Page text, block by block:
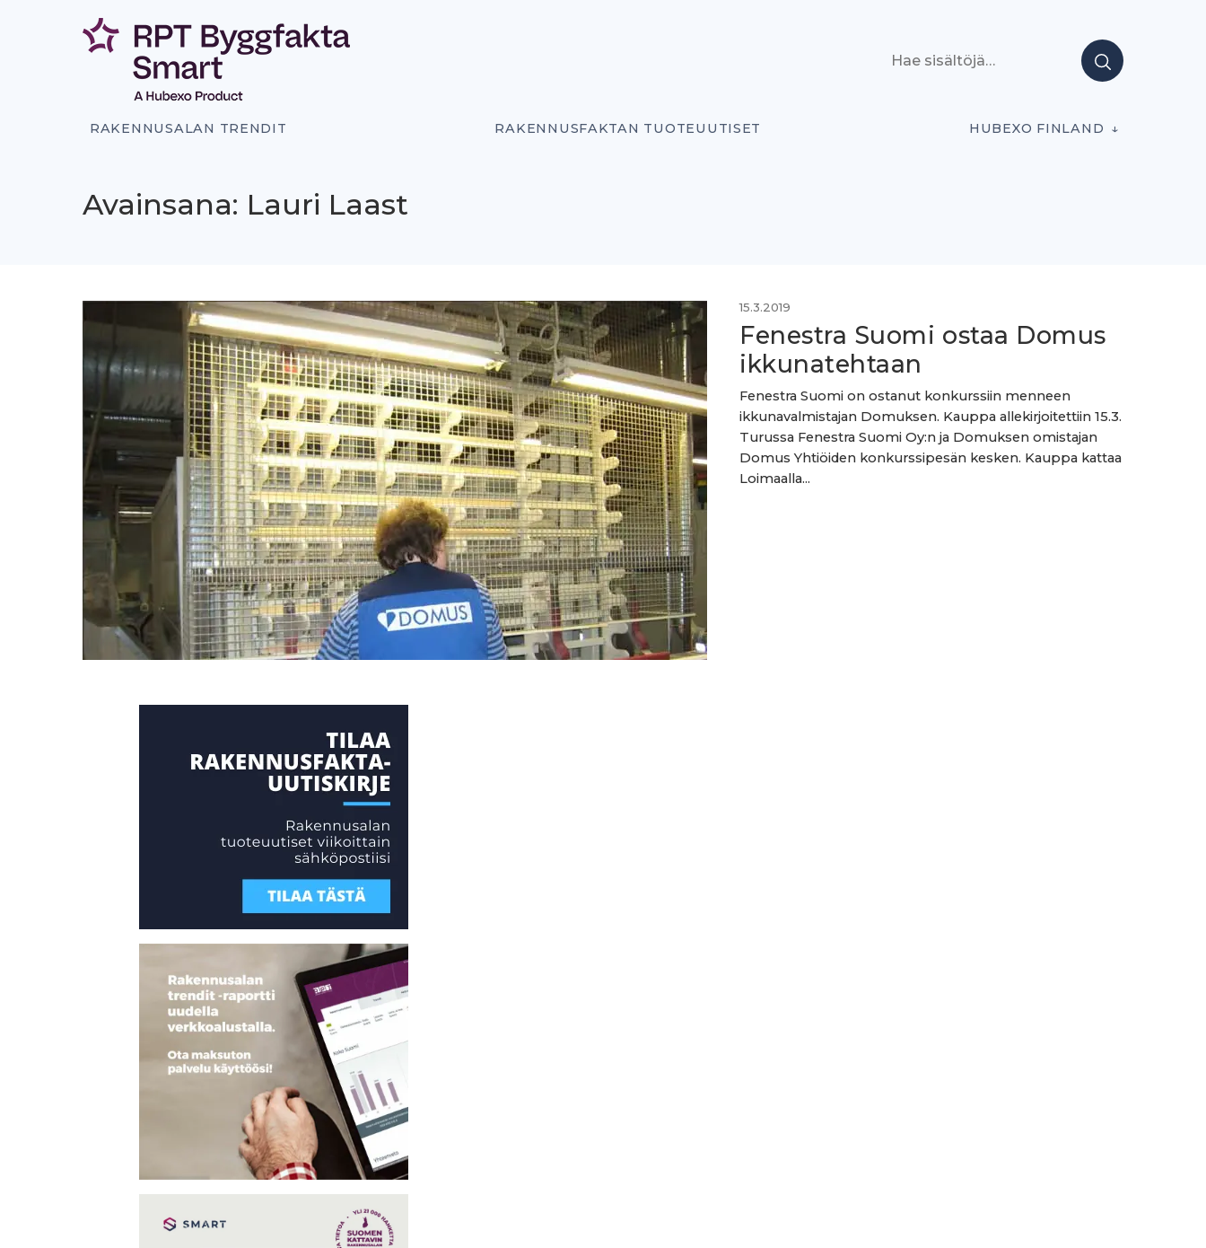
RAKENNUSALAN TRENDIT RAKENNUSFAKTAN TUOTEUUTISET HUBEXO FINLAND
Avainsana: Lauri Laast
15.3.2019
Fenestra Suomi ostaa Domus
ikkunatehtaan
Fenestra Suomi on ostanut konkurssiin menneen
ikkunavalmistajan Domuksen. Kauppa allekirjoitettiin 15.3.
Turussa Fenestra Suomi Oy:n ja Domuksen omistajan
Domus Yhtiöiden konkurssipesän kesken. Kauppa kattaa
Loimaalla...